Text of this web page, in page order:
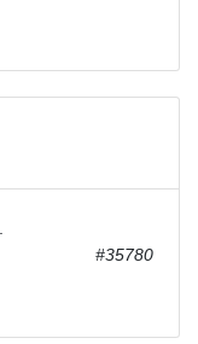
#35780